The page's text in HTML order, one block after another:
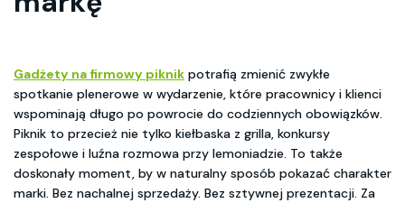
Gadżety na firmowy piknik potrafią zmienić zwykłe
spotkanie plenerowe w wydarzenie, które pracownicy i klienci
wspominają długo po powrocie do codziennych obowiązków.
Piknik to przecież nie tylko kiełbaska z grilla, konkursy
zespołowe i luźna rozmowa przy lemoniadzie. To także
doskonały moment, by w naturalny sposób pokazać charakter
marki. Bez nachalnej sprzedaży. Bez sztywnej prezentacji. Za